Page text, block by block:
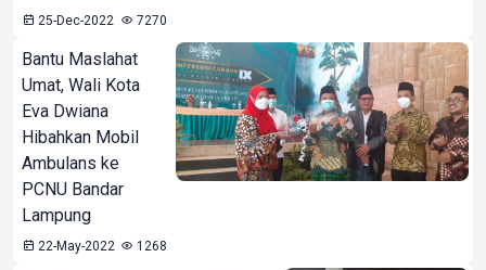
25-Dec-2022 7270
Bantu Maslahat
Umat, Wali Kota
Eva Dwiana
Hibahkan Mobil
Ambulans ke
PCNU Bandar
Lampung
22-May-2022 1268